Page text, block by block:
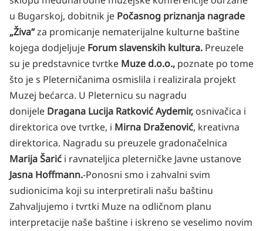
u Bugarskoj, dobitnik je Počasnog priznanja nagrade
„Živa“za promicanje nematerijalne kulturne baštine
kojega dodjeljuje Forum slavenskih kultura. Preuzele
su je predstavnice tvrtke Muze d.o.o., poznate po tome
što je s Pleterničanima osmislila i realizirala projekt
Muzej bećarca. U Pleternicu su nagradu
donijele Dragana Lucija Ratković Aydemir, osnivačica i
direktorica ove tvrtke, i Mirna Draženović, kreativna
direktorica. Nagradu su preuzele gradonačelnica
Marija Šarić i ravnateljica pleterničke Javne ustanove
Jasna Hoffmann.-Ponosni smo i zahvalni svim
sudionicima koji su interpretirali našu baštinu
Zahvaljujemo i tvrtki Muze na odličnom planu
interpretacije naše baštine i iskreno se veselimo novim